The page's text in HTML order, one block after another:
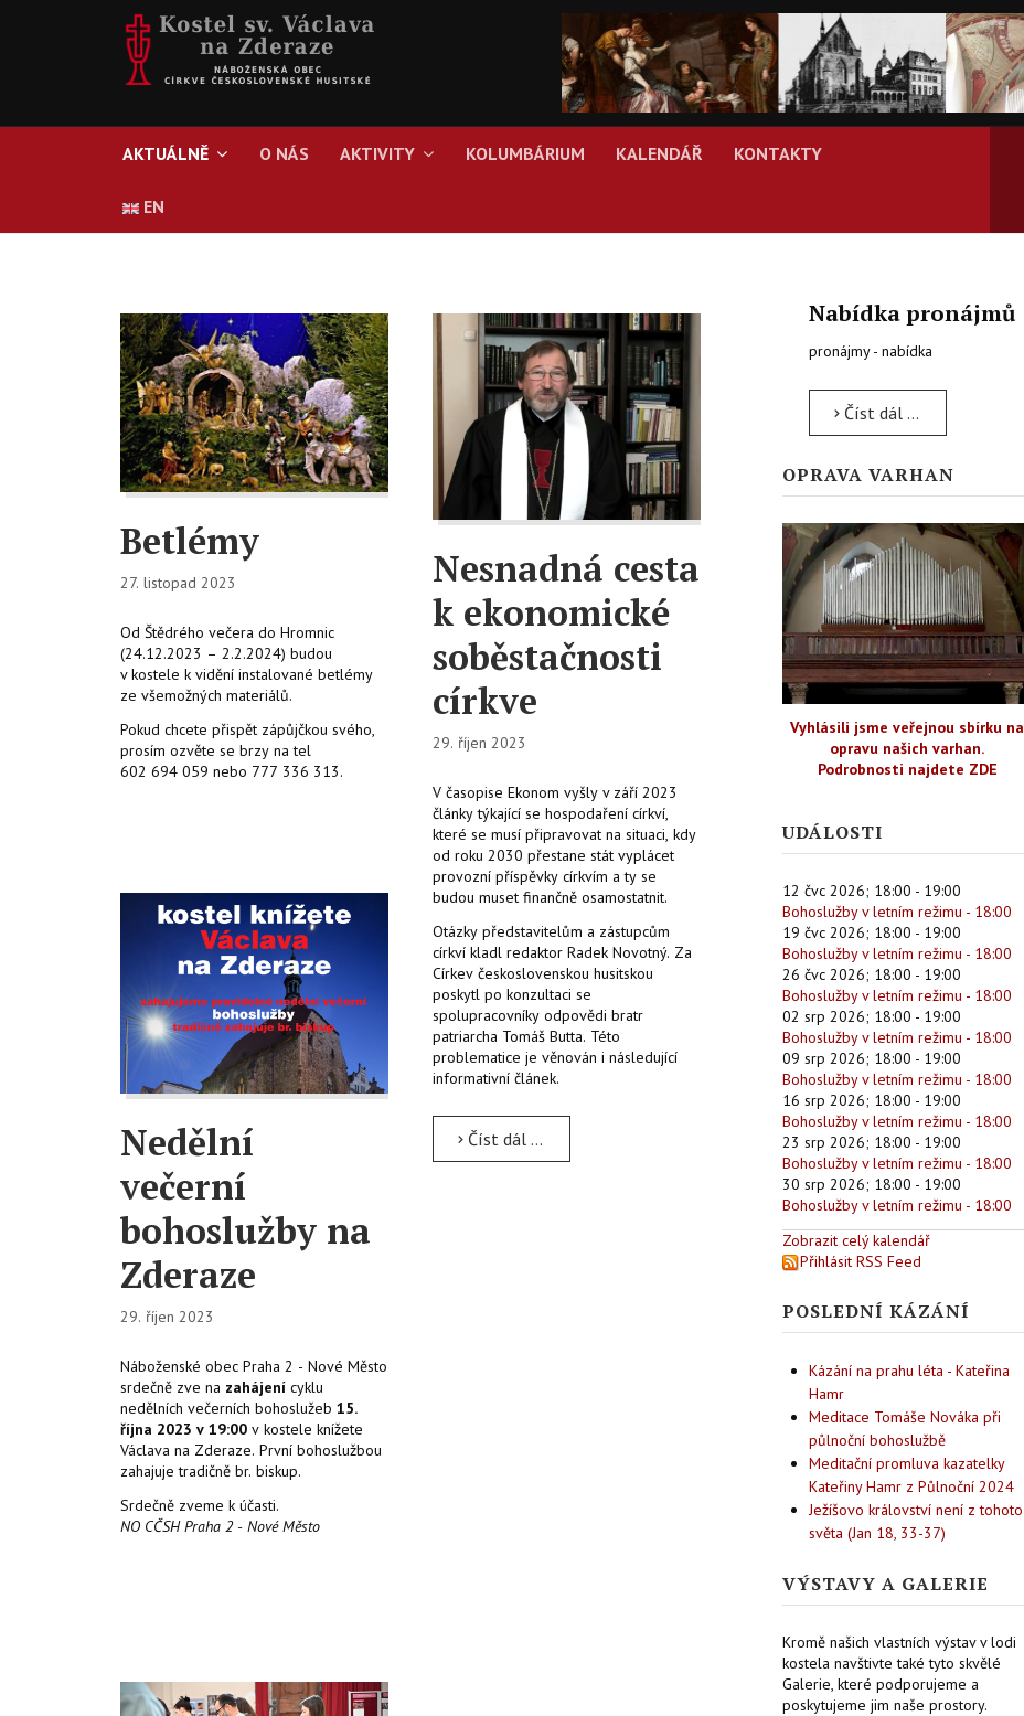
AKTUÁLNĚ O NÁS AKTIVITY KOLUMBÁRIUM KALENDÁŘ KONTAKTY
EN
Betlémy
27. listopad 2023
Od Štědrého večera do Hromnic
(24.12.2023 – 2.2.2024) budou
v kostele k vidění instalované betlémy
ze všemožných materiálů.
Pokud chcete přispět zápůjčkou svého,
prosím ozvěte se brzy na tel
602 694 059 nebo 777 336 313.
Nedělní
večerní
bohoslužby na
Zderaze
29. říjen 2023
Náboženské obec Praha 2 - Nové Město
srdečně zve na zahájení cyklu
nedělních večerních bohoslužeb 15.
října 2023 v 19:00 v kostele knížete
Václava na Zderaze. První bohoslužbou
zahajuje tradičně br. biskup.
Srdečně zveme k účasti.
NO CČSH Praha 2 - Nové Město
Nesnadná cesta
k ekonomické
soběstačnosti
církve
29. říjen 2023
V časopise Ekonom vyšly v září 2023
články týkající se hospodaření církví,
které se musí připravovat na situaci, kdy
od roku 2030 přestane stát vyplácet
provozní příspěvky církvím a ty se
budou muset finančně osamostatnit.
Otázky představitelům a zástupcům
církví kladl redaktor Radek Novotný. Za
Církev československou husitskou
poskytl po konzultaci se
spolupracovníky odpovědi bratr
patriarcha Tomáš Butta. Této
problematice je věnován i následující
informativní článek.
Číst dál …
Nabídka pronájmů
pronájmy - nabídka
Číst dál …
OPRAVA VARHAN
Vyhlásili jsme veřejnou sbírku na
opravu našich varhan.
Podrobnosti najdete ZDE
UDÁLOSTI
12 čvc 2026; 18:00 - 19:00
Bohoslužby v letním režimu - 18:00
19 čvc 2026; 18:00 - 19:00
Bohoslužby v letním režimu - 18:00
26 čvc 2026; 18:00 - 19:00
Bohoslužby v letním režimu - 18:00
02 srp 2026; 18:00 - 19:00
Bohoslužby v letním režimu - 18:00
09 srp 2026; 18:00 - 19:00
Bohoslužby v letním režimu - 18:00
16 srp 2026; 18:00 - 19:00
Bohoslužby v letním režimu - 18:00
23 srp 2026; 18:00 - 19:00
Bohoslužby v letním režimu - 18:00
30 srp 2026; 18:00 - 19:00
Bohoslužby v letním režimu - 18:00
Zobrazit celý kalendář
Přihlásit RSS Feed
POSLEDNÍ KÁZÁNÍ
Kázání na prahu léta - Kateřina
Hamr
Meditace Tomáše Nováka při
půlnoční bohoslužbě
Meditační promluva kazatelky
Kateřiny Hamr z Půlnoční 2024
Ježíšovo království není z tohoto
světa (Jan 18, 33-37)
VÝSTAVY A GALERIE
Kromě našich vlastních výstav v lodi
kostela navštivte také tyto skvělé
Galerie, které podporujeme a
poskytujeme jim naše prostory.